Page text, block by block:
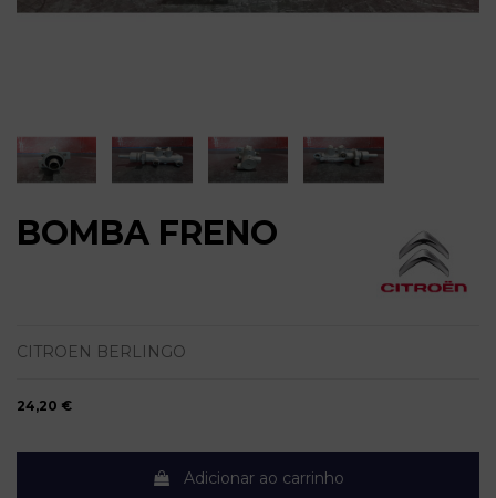
BOMBA FRENO
CITROEN BERLINGO
24,20 €
Adicionar ao carrinho